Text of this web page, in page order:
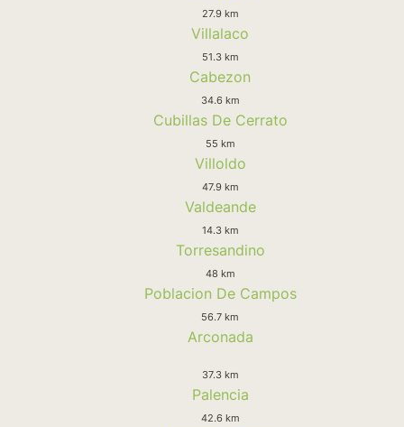
27.9 km
Villalaco
51.3 km
Cabezon
34.6 km
Cubillas De Cerrato
55 km
Villoldo
47.9 km
Valdeande
14.3 km
Torresandino
48 km
Poblacion De Campos
56.7 km
Arconada
37.3 km
Palencia
42.6 km